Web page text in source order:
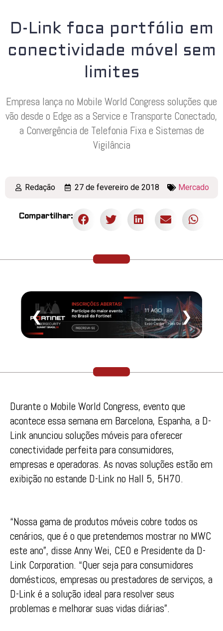
D-Link foca portfólio em
conectividade móvel sem
limites
Empresa lança no Mobile World Congress soluções que
vão desde o Edge as a Service e Transporte Conectado,
a Convergência de Telefonia Fixa e Sistemas de
Vigilância
Redação 27 de fevereiro de 2018 Mercado
Compartilhar:
❮ ❯
Durante o Mobile World Congress, evento que
acontece essa semana em Barcelona, Espanha, a D-
Link anunciou soluções móveis para oferecer
conectividade perfeita para consumidores,
empresas e operadoras. As novas soluções estão em
exibição no estande D-Link no Hall 5, 5H70.
“Nossa gama de produtos móveis cobre todos os
cenários, que é o que pretendemos mostrar no MWC
este ano”, disse Anny Wei, CEO e Presidente da D-
Link Corporation. “Quer seja para consumidores
domésticos, empresas ou prestadores de serviços, a
D-Link é a solução ideal para resolver seus
problemas e melhorar suas vidas diárias”.